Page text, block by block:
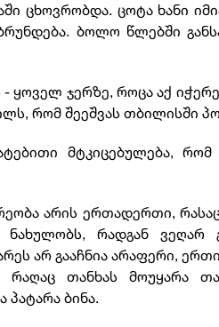
ცხოვრობდა. ცოტა ხანი
ბოლო წლებში
ჯერზე, როცა აქ
რომ შეეშვას თბილისში
მტკიცებულება,
არის ერთადერთი,
რადგან ვეღარ
არ გააჩნია არაფერი,
რაღაც თანხას მოუყარა
პატარა ბინა.